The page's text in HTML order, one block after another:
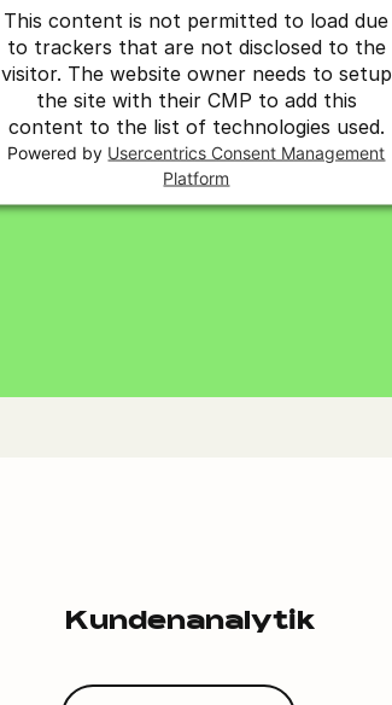
This content is not permitted to load due
to trackers that are not disclosed to the
visitor. The website owner needs to setup
the site with their CMP to add this
content to the list of technologies used.
Powered by Usercentrics Consent Management
Platform
Kundenanalytik